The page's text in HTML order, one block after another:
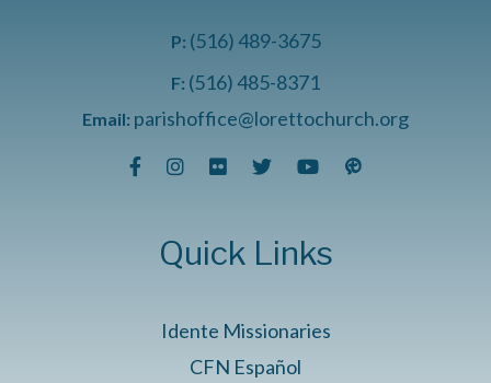
P: (516) 489-3675
F: (516) 485-8371
Email: parishoffice@lorettochurch.org
Quick Links
Idente Missionaries
CFN Español